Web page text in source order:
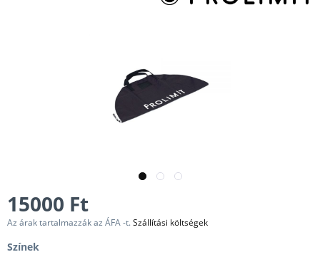
15000 Ft
Az árak tartalmazzák az ÁFA -t.Szállítási költségek
Színek